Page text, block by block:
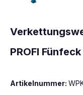
PROFI Fünfeck
Artikelnummer: